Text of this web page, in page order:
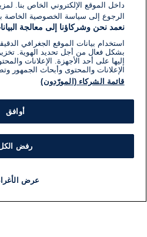
داخل الموقع الإلكتروني الخاص بنا.
الرجوع إلى سياسة الخصوصية الخاصة
نعمد نحن وشركاؤنا إلى معالجة
استخدام بيانات الموقع الجغرافي
بشكل فعال من أجل تحديد الهوية.
إليها على أحد الأجهزة. الإعلانات
الإعلانات والمحتوى وأبحاث الجمهور
قائمة الشركاء (المورّدون)
أوافق
رفض
عرض